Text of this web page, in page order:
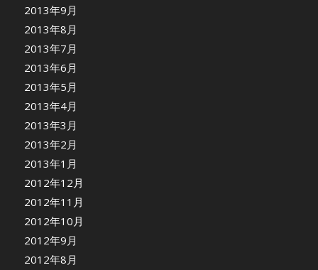
2013年9月
2013年8月
2013年7月
2013年6月
2013年5月
2013年4月
2013年3月
2013年2月
2013年1月
2012年12月
2012年11月
2012年10月
2012年9月
2012年8月